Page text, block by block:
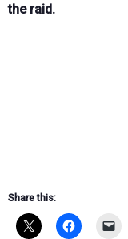
the raid.
Share this: